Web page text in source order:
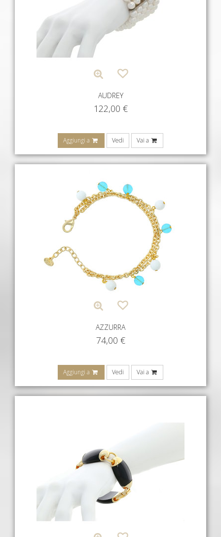
AUDREY
122,00 €
Aggiungi a Vedi Vai a
AZZURRA
74,00 €
Aggiungi a Vedi Vai a